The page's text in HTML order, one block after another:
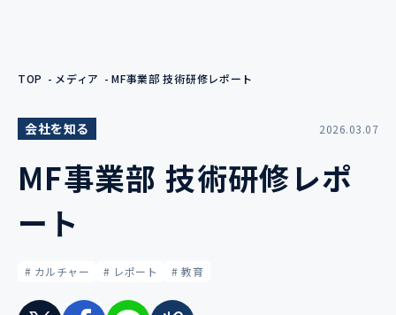
TOP メディア MF事業部 技術研修レポート
会社を知る 2026.03.07
MF事業部 技術研修レポ
ート
# カルチャー # レポート # 教育